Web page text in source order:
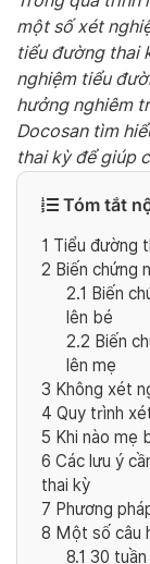
một số xét
tiểu đường thai
nghiệm tiểu
hưởng nghiêm
Docosan tìm
thai kỳ để giúp
Tóm tắt
1 Tiểu đường
2 Biến chứng
2.1 Biến
lên bé
2.2 Biến
lên mẹ
3 Không xét
4 Quy trình
5 Khi nào mẹ
6 Các lưu ý
thai kỳ
7 Phương
8 Một số câu
8.1 30